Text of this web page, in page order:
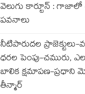
వెలుగు కార్టూన్ :
పవనాలు
నీటిపారుదల ప్రాజెక్టులు-
ధరల పెంపు-చమురు,
బాలిక క్షమాపణ-ప్రధాని
తీన్మార్